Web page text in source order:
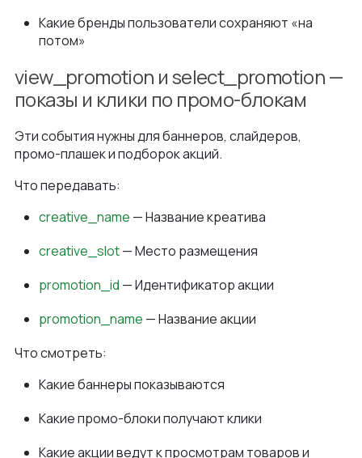
Какие бренды пользователи сохраняют «на
потом»
view_promotion и select_promotion —
показы и клики по промо-блокам
Эти события нужны для баннеров, слайдеров,
промо-плашек и подборок акций.
Что передавать:
creative_name — Название креатива
creative_slot— Место размещения
promotion_id — Идентификатор акции
promotion_name — Название акции
Что смотреть:
Какие баннеры показываются
Какие промо-блоки получают клики
Какие акции ведут к просмотрам товаров и